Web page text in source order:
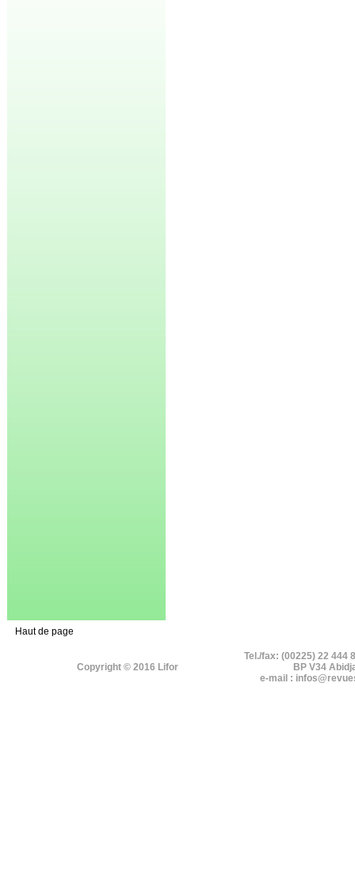
Haut de page
Copyright © 2016 Lifor
Tel./fax: (00225) 22 444
BP V34
e-mail :